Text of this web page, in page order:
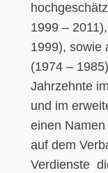
1999 –
1999), sowie
(1974 –
Jahrzehnte
und im
einen
auf dem
Verdienste